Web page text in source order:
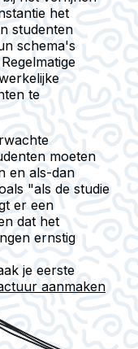
het
studenten
schema's
te
moeten
en als-dan
"als de studie
er een
dat het
ernstig
je eerste
aanmaken